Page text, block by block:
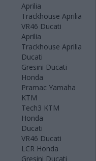
Aprilia
Trackhouse Aprilia
VR46 Ducati
Aprilia
Trackhouse Aprilia
Ducati
Gresini Ducati
Honda
Pramac Yamaha
KTM
Tech3 KTM
Honda
Ducati
VR46 Ducati
LCR Honda
Gresini Ducati